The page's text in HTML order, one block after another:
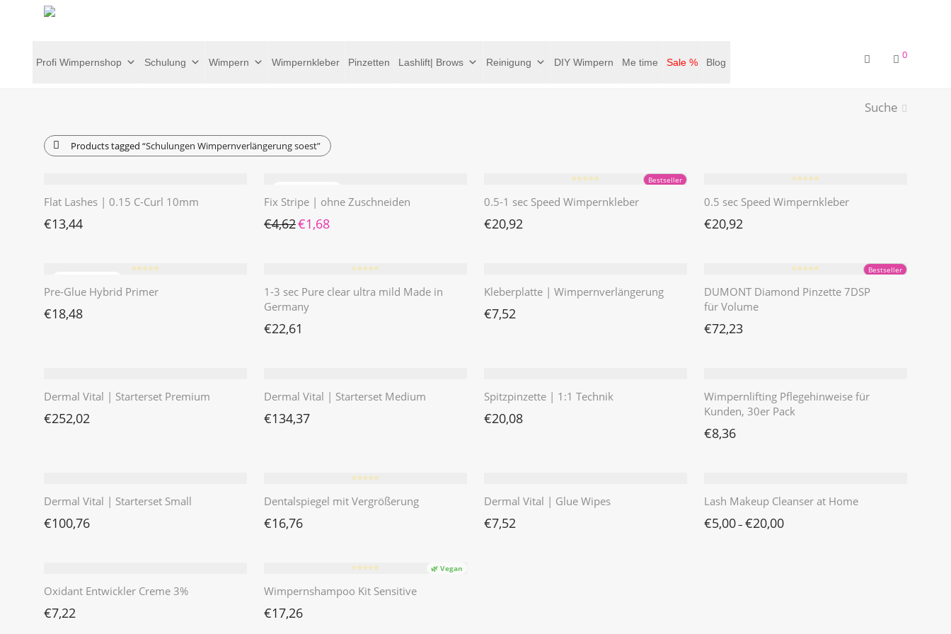
Profi Wimpernshop Schulung Wimpern Wimpernkleber Pinzetten Lashlift| Brows Reinigung DIY Wimpern Me time Sale % Blog
0
Suche
Products tagged “Schulungen Wimpernverlängerung soest”
Flat Lashes | 0.15 C-Curl 10mm
€13,44
Fix Stripe | ohne Zuschneiden
€4,62 Ursprünglicher Preis war: €4,62
€1,68
Bestseller
⭐️⭐️⭐️⭐️⭐️
0.5-1 sec Speed Wimpernkleber
€20,92
⭐️⭐️⭐️⭐️⭐️
0.5 sec Speed Wimpernkleber
€20,92
⭐️⭐️⭐️⭐️⭐️
Pre-Glue Hybrid Primer
€18,48
⭐️⭐️⭐️⭐️⭐️
1-3 sec Pure clear ultra mild Made in
Germany
€22,61
Kleberplatte | Wimpernverlängerung
€7,52
Bestseller
⭐️⭐️⭐️⭐️⭐️
DUMONT Diamond Pinzette 7DSP
für Volume
€72,23
Dermal Vital | Starterset Premium
€252,02
Dermal Vital | Starterset Medium
€134,37
Spitzpinzette | 1:1 Technik
€20,08
Wimpernlifting Pflegehinweise für
Kunden, 30er Pack
€8,36
Dermal Vital | Starterset Small
€100,76
⭐️⭐️⭐️⭐️⭐️
Dentalspiegel mit Vergrößerung
€16,76
Dermal Vital | Glue Wipes
€7,52
Lash Makeup Cleanser at Home
€5,00– €20,00
Oxidant Entwickler Creme 3%
€7,22
⭐️⭐️⭐️⭐️⭐️ 🌿 Vegan
Wimpernshampoo Kit Sensitive
€17,26